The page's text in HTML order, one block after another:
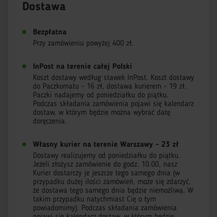
Dostawa
Bezpłatna
Przy zamówieniu powyżej 400 zł.
InPost na terenie całej Polski
Koszt dostawy według stawek InPost. Koszt dostawy
do Paczkomatu - 16 zł, dostawa kurierem - 19 zł.
Paczki nadajemy od poniedziałku do piątku.
Podczas składania zamówienia pojawi się kalendarz
dostaw, w którym będzie można wybrać datę
doręczenia.
Własny kurier na terenie Warszawy - 23 zł
Dostawy realizujemy od poniedziałku do piątku.
Jeżeli złożysz zamówienie do godz. 10.00, nasz
Kurier dostarczy je jeszcze tego samego dnia (w
przypadku dużej ilości zamówień, może się zdarzyć,
że dostawa tego samego dnia będzie niemożliwa. W
takim przypadku natychmiast Cię o tym
powiadomimy). Podczas składania zamówienia